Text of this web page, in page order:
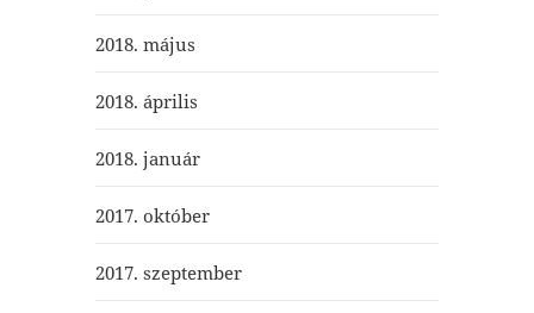
2018. május
2018. április
2018. január
2017. október
2017. szeptember